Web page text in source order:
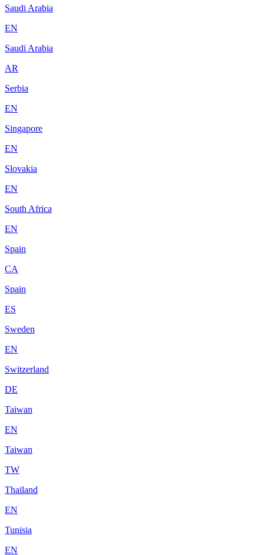
Saudi Arabia
EN
Saudi Arabia
AR
Serbia
EN
Singapore
EN
Slovakia
EN
South Africa
EN
Spain
CA
Spain
ES
Sweden
EN
Switzerland
DE
Taiwan
EN
Taiwan
TW
Thailand
EN
Tunisia
EN